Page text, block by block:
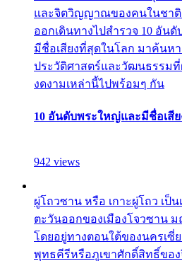
และจิตวิญญาณของคนในชาติ
ออกเดินทางไปสำรวจ 10 อัน
มีชื่อเสียงที่สุดในโลก มาค้นห
ประวัติศาสตร์และวัฒนธรรมที่
งดงามเหล่านี้ไปพร้อมๆ กัน
10 อันดับพระใหญ่และมีชื่อเสี
942 views
ผู่โถวซาน หรือ เกาะผู่โถว เป็
ตะวันออกของเมืองโจวซาน ม
โดยอยู่ทางตอนใต้ของนครเซี่
พุทธคีรีหรือภูเขาศักดิ์สิทธิ์ขอ